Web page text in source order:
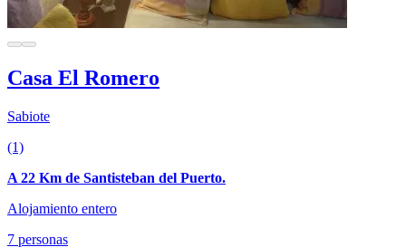
Casa El Romero
Sabiote
(1)
A 22 Km de Santisteban del Puerto.
Alojamiento entero
7 personas